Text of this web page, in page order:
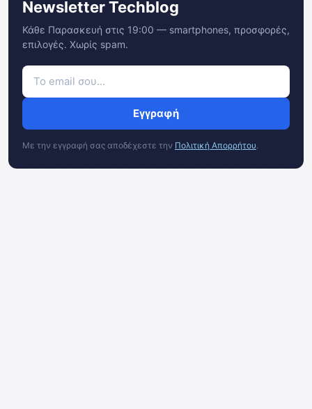
Newsletter Techblog
Κάθε Παρασκευή στις 19:00 — smartphones, προσφορές,
επιλογές. Χωρίς spam.
Εγγραφή
Με την εγγραφή σας αποδέχεστε την Πολιτική Απορρήτου.